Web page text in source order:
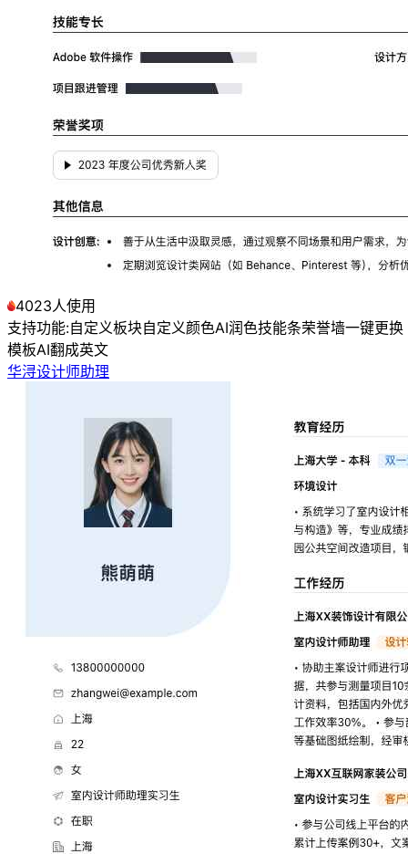
4023人使用
支持功能:自定义板块自定义颜色AI润色技能条荣誉墙一键更换
模板AI翻成英文
华浔设计师助理